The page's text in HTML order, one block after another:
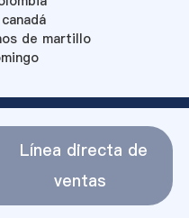
de martillo
Línea directa de
ventas